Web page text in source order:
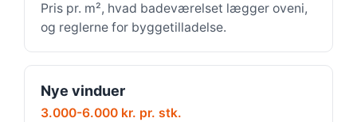
Pris pr. m², hvad badeværelset lægger oveni,
og reglerne for byggetilladelse.
Nye vinduer
3.000-6.000 kr. pr. stk.